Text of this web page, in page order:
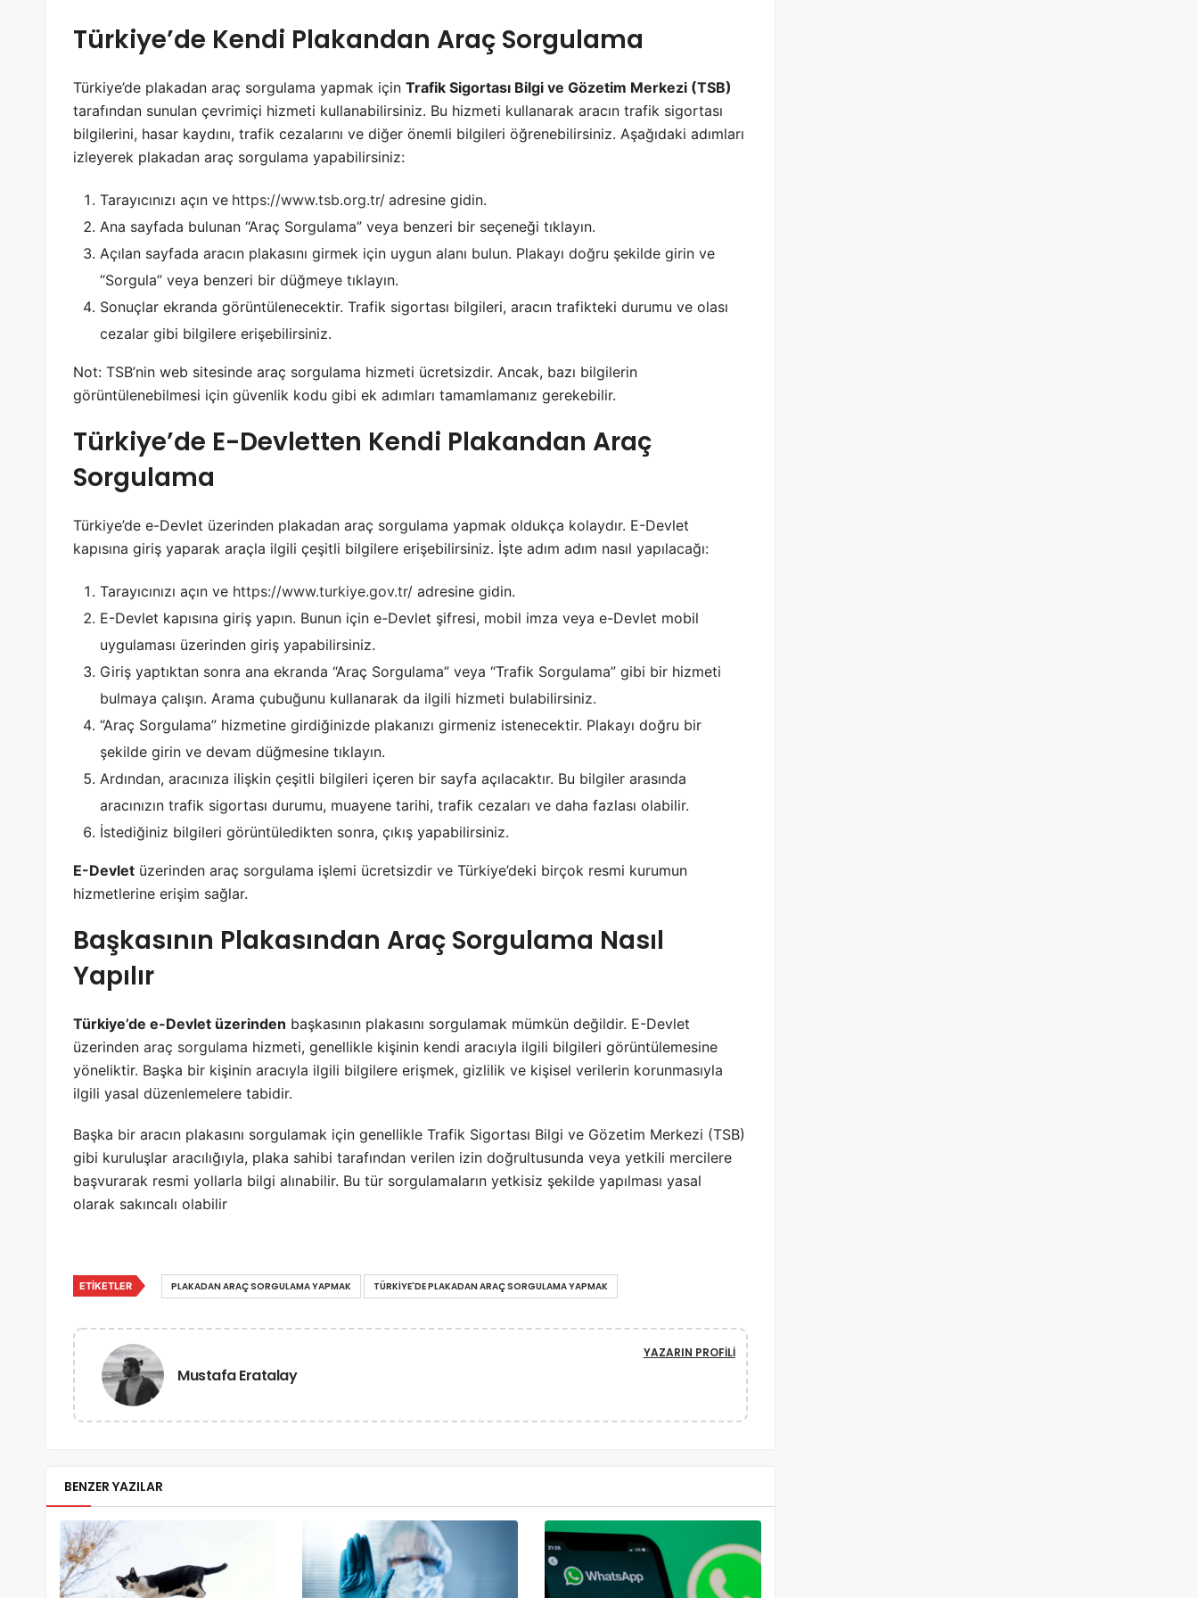
Türkiye’de Kendi Plakandan Araç Sorgulama
Türkiye’de plakadan araç sorgulama yapmak için Trafik Sigortası Bilgi ve Gözetim Merkezi (TSB)
tarafından sunulan çevrimiçi hizmeti kullanabilirsiniz. Bu hizmeti kullanarak aracın trafik sigortası
bilgilerini, hasar kaydını, trafik cezalarını ve diğer önemli bilgileri öğrenebilirsiniz. Aşağıdaki adımları
izleyerek plakadan araç sorgulama yapabilirsiniz:
Tarayıcınızı açın ve https://www.tsb.org.tr/ adresine gidin.
Ana sayfada bulunan “Araç Sorgulama” veya benzeri bir seçeneği tıklayın.
Açılan sayfada aracın plakasını girmek için uygun alanı bulun. Plakayı doğru şekilde girin ve
“Sorgula” veya benzeri bir düğmeye tıklayın.
Sonuçlar ekranda görüntülenecektir. Trafik sigortası bilgileri, aracın trafikteki durumu ve olası
cezalar gibi bilgilere erişebilirsiniz.
Not: TSB’nin web sitesinde araç sorgulama hizmeti ücretsizdir. Ancak, bazı bilgilerin
görüntülenebilmesi için güvenlik kodu gibi ek adımları tamamlamanız gerekebilir.
Türkiye’de E-Devletten Kendi Plakandan Araç
Sorgulama
Türkiye’de e-Devlet üzerinden plakadan araç sorgulama yapmak oldukça kolaydır. E-Devlet
kapısına giriş yaparak araçla ilgili çeşitli bilgilere erişebilirsiniz. İşte adım adım nasıl yapılacağı:
Tarayıcınızı açın ve https://www.turkiye.gov.tr/ adresine gidin.
E-Devlet kapısına giriş yapın. Bunun için e-Devlet şifresi, mobil imza veya e-Devlet mobil
uygulaması üzerinden giriş yapabilirsiniz.
Giriş yaptıktan sonra ana ekranda “Araç Sorgulama” veya “Trafik Sorgulama” gibi bir hizmeti
bulmaya çalışın. Arama çubuğunu kullanarak da ilgili hizmeti bulabilirsiniz.
“Araç Sorgulama” hizmetine girdiğinizde plakanızı girmeniz istenecektir. Plakayı doğru bir
şekilde girin ve devam düğmesine tıklayın.
Ardından, aracınıza ilişkin çeşitli bilgileri içeren bir sayfa açılacaktır. Bu bilgiler arasında
aracınızın trafik sigortası durumu, muayene tarihi, trafik cezaları ve daha fazlası olabilir.
İstediğiniz bilgileri görüntüledikten sonra, çıkış yapabilirsiniz.
E-Devlet üzerinden araç sorgulama işlemi ücretsizdir ve Türkiye’deki birçok resmi kurumun
hizmetlerine erişim sağlar.
Başkasının Plakasından Araç Sorgulama Nasıl
Yapılır
Türkiye’de e-Devlet üzerinden başkasının plakasını sorgulamak mümkün değildir. E-Devlet
üzerinden araç sorgulama hizmeti, genellikle kişinin kendi aracıyla ilgili bilgileri görüntülemesine
yöneliktir. Başka bir kişinin aracıyla ilgili bilgilere erişmek, gizlilik ve kişisel verilerin korunmasıyla
ilgili yasal düzenlemelere tabidir.
Başka bir aracın plakasını sorgulamak için genellikle Trafik Sigortası Bilgi ve Gözetim Merkezi (TSB)
gibi kuruluşlar aracılığıyla, plaka sahibi tarafından verilen izin doğrultusunda veya yetkili mercilere
başvurarak resmi yollarla bilgi alınabilir. Bu tür sorgulamaların yetkisiz şekilde yapılması yasal
olarak sakıncalı olabilir
ETIKETLER PLAKADAN ARAÇ SORGULAMA YAPMAK TÜRKIYE'DE PLAKADAN ARAÇ SORGULAMA YAPMAK
Mustafa Eratalay
YAZARIN PROFILI
BENZER YAZILAR